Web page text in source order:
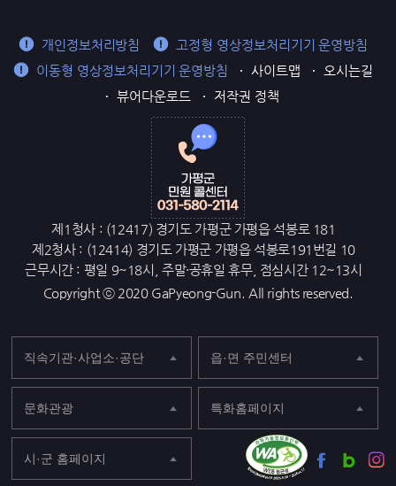
개인정보처리방침
고정형 영상정보처리기기 운영방침
이동형 영상정보처리기기 운영방침
사이트맵
오시는길
뷰어다운로드
저작권 정책
제1청사 : (12417) 경기도 가평군 가평읍 석봉로 181
제2청사 : (12414) 경기도 가평군 가평읍 석봉로191번길 10
근무시간 : 평일 9~18시, 주말·공휴일 휴무, 점심시간 12~13시
Copyright ⓒ 2020 GaPyeong-Gun. All rights reserved.
직속기관·사업소·공단 읍·면 주민센터
문화관광 특화홈페이지
시·군 홈페이지